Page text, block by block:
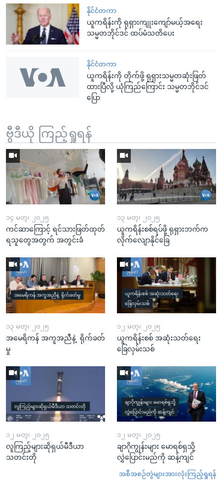
နိုင်ငံတကာ
ယူကရိန်းကို ရုရှားကျုးကျော်မယ့်အရေး
သမ္မတဘိုင်ဒင် ထပ်မံသတိပေး
နိုင်ငံတကာ
ယူကရိန်းကို တိုက်ဖို့ ရုရှားသမ္မတဆုံးဖြတ်
ထားပြီလို့ ယုံကြည်ကြောင်း သမ္မတဘိုင်ဒင်
ပြော
ဗွီဒီယို ကြည့်ရှုရန်
၁၄ မတ္၊ ၂၀၂၅
ကင်ဆာကြောင့် ရင်သားဖြတ်ထုတ်
ရသူတွေအတွက် အတွင်းခံ
၁၃ မတ္၊ ၂၀၂၅
ယူကရိန်းစစ်ရပ်ဖို့ ရုရှားဘက်က
လိုက်လျောနိုင်ခြေ
၁၃ မတ္၊ ၂၀၂၅
အမေရိကန် အကူအညီနဲ့ ရိုက်ခတ်
မှု
၁၂ မတ္၊ ၂၀၂၅
ယူကရိန်းစစ် အဆုံးသတ်ရေး
ခြေလှမ်းသစ်
၁၂ မတ္၊ ၂၀၂၅
လူကြည့်များဆိုရှယ်မီဒီယာ
သတင်းတို
၁၂ မတ္၊ ၂၀၂၅
ချာဂိုကျွန်းများ မောရစ်ရှသို့
လွှဲပြောင်းမည်ကို ဆန့်ကျင်
အစီအစဉ်တွဲများအားလုံးကြည့်ရှုရန်